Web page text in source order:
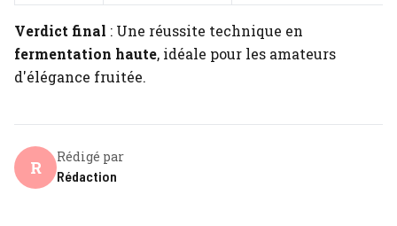
Verdict final : Une réussite technique en
fermentation haute, idéale pour les amateurs
d'élégance fruitée.
R
Rédigé par
Rédaction